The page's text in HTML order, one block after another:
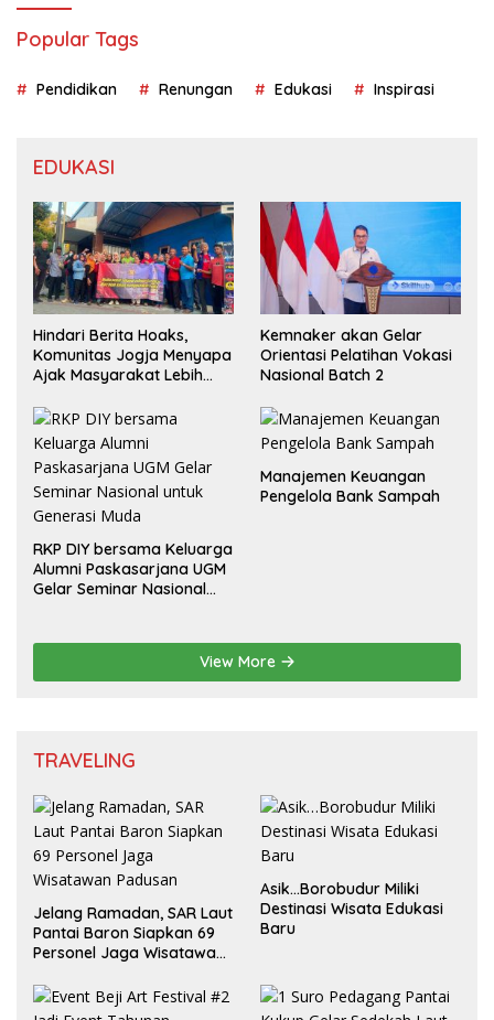
Popular Tags
Pendidikan Renungan Edukasi Inspirasi
EDUKASI
Hindari Berita Hoaks,
Komunitas Jogja Menyapa
Ajak Masyarakat Lebih
Kemnaker akan Gelar
Orientasi Pelatihan Vokasi
Nasional Batch 2
RKP DIY bersama Keluarga
Alumni Paskasarjana UGM
Gelar Seminar Nasional
Manajemen Keuangan
Pengelola Bank Sampah
View More
TRAVELING
Jelang Ramadan, SAR Laut
Pantai Baron Siapkan 69
Personel Jaga Wisatawan
Asik…Borobudur Miliki
Destinasi Wisata Edukasi
Baru